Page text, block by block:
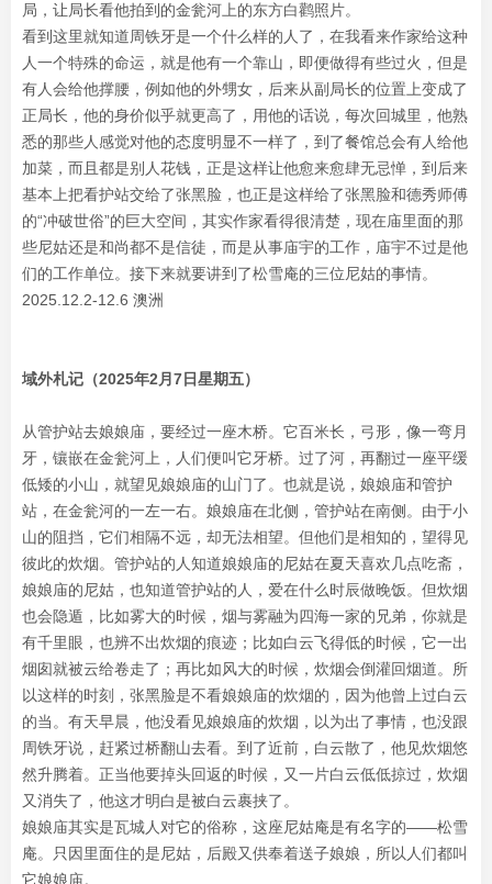
局，让局长看他拍到的金瓮河上的东方白鹳照片。
看到这里就知道周铁牙是一个什么样的人了，在我看来作家给这种
人一个特殊的命运，就是他有一个靠山，即便做得有些过火，但是
有人会给他撑腰，例如他的外甥女，后来从副局长的位置上变成了
正局长，他的身价似乎就更高了，用他的话说，每次回城里，他熟
悉的那些人感觉对他的态度明显不一样了，到了餐馆总会有人给他
加菜，而且都是别人花钱，正是这样让他愈来愈肆无忌惮，到后来
基本上把看护站交给了张黑脸，也正是这样给了张黑脸和德秀师傅
的“冲破世俗”的巨大空间，其实作家看得很清楚，现在庙里面的那
些尼姑还是和尚都不是信徒，而是从事庙宇的工作，庙宇不过是他
们的工作单位。接下来就要讲到了松雪庵的三位尼姑的事情。
2025.12.2-12.6 澳洲
域外札记（2025年2月7日星期五）
从管护站去娘娘庙，要经过一座木桥。它百米长，弓形，像一弯月
牙，镶嵌在金瓮河上，人们便叫它牙桥。过了河，再翻过一座平缓
低矮的小山，就望见娘娘庙的山门了。也就是说，娘娘庙和管护
站，在金瓮河的一左一右。娘娘庙在北侧，管护站在南侧。由于小
山的阻挡，它们相隔不远，却无法相望。但他们是相知的，望得见
彼此的炊烟。管护站的人知道娘娘庙的尼姑在夏天喜欢几点吃斋，
娘娘庙的尼姑，也知道管护站的人，爱在什么时辰做晚饭。但炊烟
也会隐遁，比如雾大的时候，烟与雾融为四海一家的兄弟，你就是
有千里眼，也辨不出炊烟的痕迹；比如白云飞得低的时候，它一出
烟囱就被云给卷走了；再比如风大的时候，炊烟会倒灌回烟道。所
以这样的时刻，张黑脸是不看娘娘庙的炊烟的，因为他曾上过白云
的当。有天早晨，他没看见娘娘庙的炊烟，以为出了事情，也没跟
周铁牙说，赶紧过桥翻山去看。到了近前，白云散了，他见炊烟悠
然升腾着。正当他要掉头回返的时候，又一片白云低低掠过，炊烟
又消失了，他这才明白是被白云裹挟了。
娘娘庙其实是瓦城人对它的俗称，这座尼姑庵是有名字的——松雪
庵。只因里面住的是尼姑，后殿又供奉着送子娘娘，所以人们都叫
它娘娘庙。